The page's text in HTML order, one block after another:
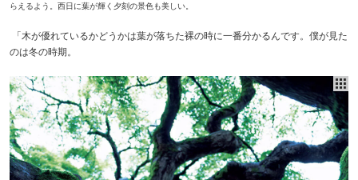
らえるよう。西日に葉が輝く夕刻の景色も美しい。
「木が優れているかどうかは葉が落ちた裸の時に一番分かるんです。僕が見た
のは冬の時期。